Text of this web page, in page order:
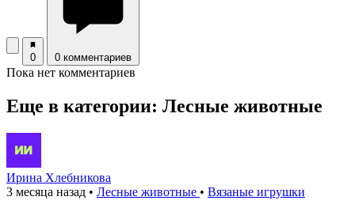
0 0 комментариев
Пока нет комментариев
Еще в категории: Лесные животные
Ирина Хлебникова
3 месяца назад • Лесные животные • Вязаные игрушки